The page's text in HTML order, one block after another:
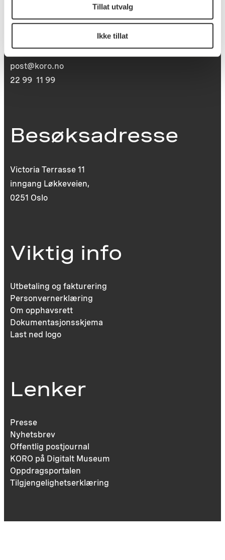
Tillat utvalg
Ikke tillat
Postboks 6994
post@koro.no
22 99 11 99
Besøksadresse
Victoria Terrasse 11
inngang Løkkeveien,
0251 Oslo
Viktig info
Utbetaling og fakturering
Personvernerklæring
Om opphavsrett
Dokumentasjonsskjema
Last ned logo
Lenker
Presse
Nyhetsbrev
Offentlig postjournal
KORO på Digitalt Museum
Oppdragsportalen
Tilgjengelighetserklæring